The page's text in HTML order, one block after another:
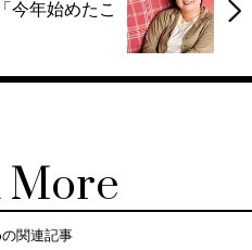
今年始めたこ
More
関連記事